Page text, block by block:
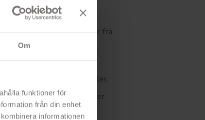
Om
funktioner för
från din enhet
informationen
flere tydelige afvigelser fra
produkttilstand. Se
for at få flere oplysninger.
alle vores brugte produkter,
med tilstanden, erstatter
produktet for dig!